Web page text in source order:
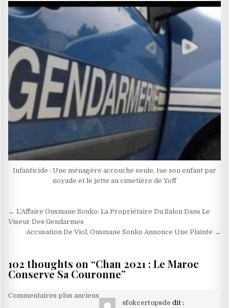
Infanticide : Une ménagère accouche seule, tue son enfant par
noyade et le jette au cimetière de Yoff
Navigation
de
← L’Affaire Ousmane Sonko: La Propriétaire Du Salon Dans Le
Viseur Des Gendarmes
Accusation De Viol, Ousmane Sonko Annonce Une Plainte →
102 thoughts on “Chan 2021 : Le Maroc
Conserve Sa Couronne”
Navigation
Commentaires plus anciens
sfokcertopsde dit :